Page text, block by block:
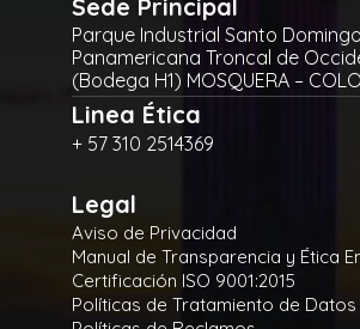
Sede Principal
Parque Industrial Santo
Panamericana Troncal de
(Bodega H1) MOSQUERA –
Linea Ética
+ 57 310 2514369
Legal
Aviso de Privacidad
Manual de Transparencia y Ética
Certificación ISO 9001:2015
Políticas de Tratamiento de Datos